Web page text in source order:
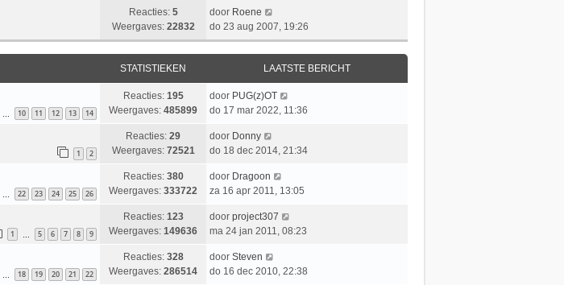
e
e
b
c
h
t
s
t
r
i
c
h
Reacties: 5
Weergaves: 22832
L
a
a
t
t
e
b
r
i
c
door Roene
do 23 aug 2007, 19:26
STATISTIEKEN LAATSTE BERICHT
… 10 11 12 13 14
Reacties: 195
Weergaves: 485899
L
a
t
s
e
b
e
c
h
door PUG(z)OT
do 17 mar 2022, 11:36
1 2
Reacties: 29
Weergaves: 72521
L
a
t
s
e
b
e
door Donny
do 18 dec 2014, 21:34
… 22 23 24 25 26
Reacties: 380
Weergaves: 333722
L
a
t
s
e
b
door Dragoon
za 16 apr 2011, 13:05
1 … 5 6 7 8 9
Reacties: 123
Weergaves: 149636
L
a
t
s
door project307
ma 24 jan 2011, 08:23
… 18 19 20 21 22
Reacties: 328
Weergaves: 286514
L
a
door Steven
do 16 dec 2010, 22:38